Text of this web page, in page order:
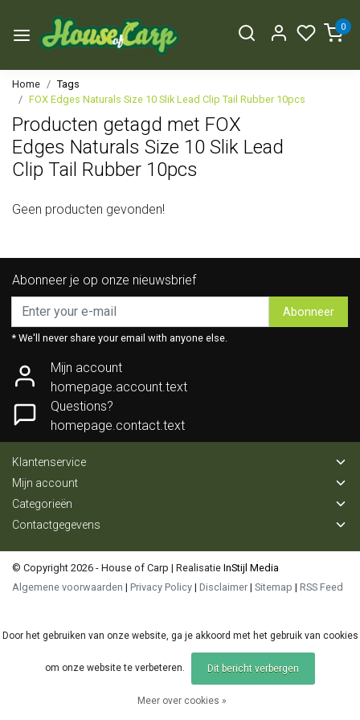
0
Home
Tags
FOX Edges Naturals Size 10 Slik Lead Clip Tail Rubber 10pcs
Producten getagd met FOX
Edges Naturals Size 10 Slik Lead
Clip Tail Rubber 10pcs
Geen producten gevonden!
Abonneer je op onze nieuwsbrief
Abonneer
* We'll never share your email with anyone else.
Mijn account
homepage.account.text
Questions?
homepage.contact.text
Klantenservice
Mijn account
Categorieën
Contactgegevens
© Copyright 2026 - House of Carp | Realisatie InStijl Media
Algemene voorwaarden | Privacy Policy | Disclaimer | Sitemap | RSS Feed
Door het gebruiken van onze website, ga je akkoord met het gebruik van cookies
om onze website te verbeteren. Dit bericht verbergen
Meer over cookies »